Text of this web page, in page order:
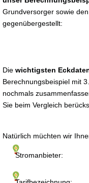
Grundversorger sowie
gegenübergestellt:
Die wichtigsten
Berechnungsbeispiel mit
nochmals
Sie beim Vergleich
Stromanbieter:
Natürlich müchten wir